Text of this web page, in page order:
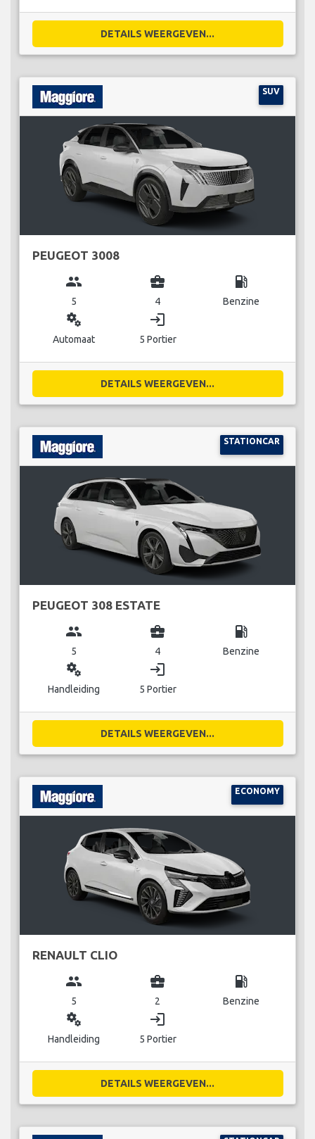
DETAILS WEERGEVEN...
SUV
PEUGEOT 3008
group
5
business_center
4
local_gas_station
Benzine
miscellaneous_services
Automaat
login
5 Portier
DETAILS WEERGEVEN...
STATIONCAR
PEUGEOT 308 ESTATE
group
5
business_center
4
local_gas_station
Benzine
miscellaneous_services
Handleiding
login
5 Portier
DETAILS WEERGEVEN...
ECONOMY
RENAULT CLIO
group
5
business_center
2
local_gas_station
Benzine
miscellaneous_services
Handleiding
login
5 Portier
DETAILS WEERGEVEN...